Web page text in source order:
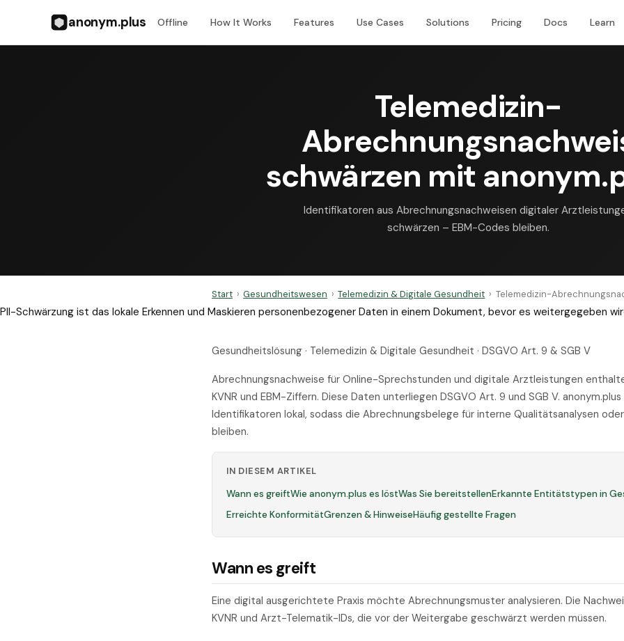
anonym.plus Offline How It Works Features Use Cases Solutions Pricing Docs Learn
Telemedizin-
schwärzen mit
Identifikatoren aus Abrechnungsnachweisen digitaler
schwärzen – EBM-Codes bleiben.
Start › Gesundheitswesen › Telemedizin & Digitale Gesundheit › Telemedizin-
PII-Schwärzung ist das lokale Erkennen und Maskieren personenbezogener Daten in einem Dokument, bevor es weitergegeben
Gesundheitslösung · Telemedizin & Digitale Gesundheit · DSGVO Art. 9 & SGB V
Abrechnungsnachweise für Online-Sprechstunden und digitale Arztleistungen
KVNR und EBM-Ziffern. Diese Daten unterliegen DSGVO Art. 9 und SGB V.
Identifikatoren lokal, sodass die Abrechnungsbelege für interne Qualitätsanalysen
bleiben.
IN DIESEM ARTIKEL
Wann es greiftWie anonym.plus es löstWas Sie bereitstellenErkannte Entitätstypen in
Erreichte KonformitätGrenzen & HinweiseHäufig gestellte Fragen
Wann es greift
Eine digital ausgerichtete Praxis möchte Abrechnungsmuster analysieren. Die
KVNR und Arzt-Telematik-IDs, die vor der Weitergabe geschwärzt werden müssen.